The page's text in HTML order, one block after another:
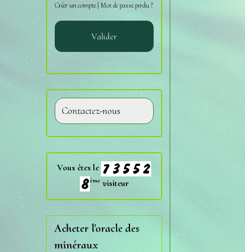
Créer un compte| Mot de passe perdu ?
Valider
Contactez-nous
Vous êtes le
ème visiteur
Acheter l'oracle des
minéraux